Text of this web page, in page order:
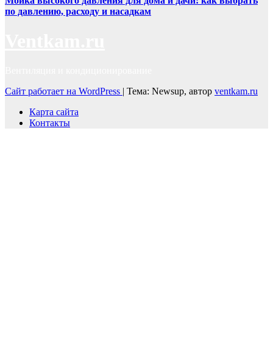
по давлению, расходу и насадкам
Сайт работает на WordPress | Тема: Newsup, автор ventkam.ru
Карта сайта
Контакты